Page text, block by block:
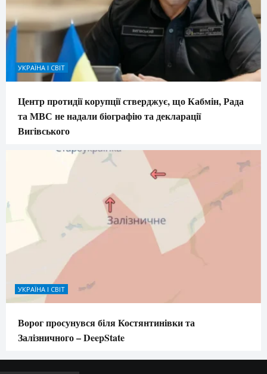
УКРАЇНА І СВІТ
Центр протидії корупції стверджує, що Кабмін, Рада
та МВС не надали біографію та декларації
Вигівського
УКРАЇНА І СВІТ
Ворог просунувся біля Костянтинівки та
Залізничного – DeepState